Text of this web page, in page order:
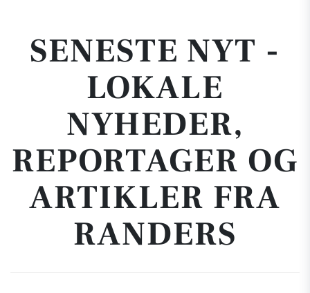
SENESTE NYT -
LOKALE
NYHEDER,
REPORTAGER OG
ARTIKLER FRA
RANDERS